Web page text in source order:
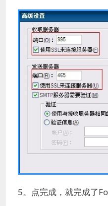
5。点完成，就完成了